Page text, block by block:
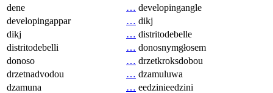
dene
… developingangle
developingappar
… dikj
dikj
… distritodebelle
distritodebelli
… donosnymgłosem
donoso
… drzetkroksdobou
drzetnadvodou
… dzamuluwa
dzamuna
… eedzinieedzini